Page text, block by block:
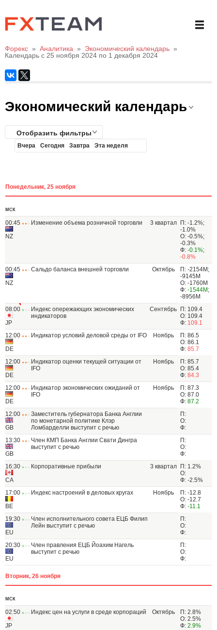
Форекс » Аналитика » Экономический календарь »
Календарь с 25 ноября 2024 по 1 декабря 2024
Экономический календарь
Отобразить фильтры
Вчера Сегодня Завтра Эта неделя
Понедельник, 25 ноября
МСК
00:45
NZ
Изменение объема розничной торговли 3 квартал
П: -1.2%;
-1.0%
О: -0.5%;
-0.3%
Ф: -0.1%;
-0.8%
00:45
NZ
Сальдо баланса внешней торговли Октябрь
П: -2154M;
-9145M
О: -1760M
Ф: -1544M ;
-8956M
08:00
JP
Индекс опережающих экономических
индикаторов
Сентябрь
П: 109.4
О: 109.4
Ф: 109.1
12:00
DE
Индикатор условий деловой среды от IFO Ноябрь
П: 86.5
О: 86.1
Ф: 85.7
12:00
DE
Индикатор оценки текущей ситуации от
IFO
Ноябрь
П: 85.7
О: 85.4
Ф: 84.3
12:00
DE
Индикатор экономических ожиданий от
IFO
Ноябрь
П: 87.3
О: 87.0
Ф: 87.2
12:00
GB
Заместитель губернатора Банка Англии
по монетарной политике Клэр
Ломбарделли выступит с речью
П:
О:
Ф:
13:30
GB
Член КМП Банка Англии Свати Дингра
выступит с речью
П:
О:
Ф:
16:30
CA
Корпоративные прибыли 3 квартал
П: 1.2%
О:
Ф: -2.5%
17:00
BE
Индекс настроений в деловых кругах Ноябрь
П: -12.8
О: -12.7
Ф: -11.1
19:30
EU
Член исполнительного совета ЕЦБ Филип
Лейн выступит с речью
П:
О:
Ф:
20:30
EU
Член правления ЕЦБ Йоахим Нагель
выступит с речью
П:
О:
Ф:
Вторник, 26 ноября
МСК
02:50
JP
Индекс цен на услуги в среде корпораций Октябрь
П: 2.8%
О: 2.5%
Ф: 2.9%